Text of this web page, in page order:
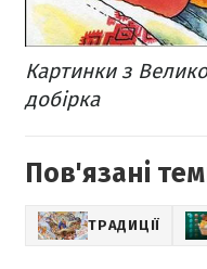
Картинки з
добірка
Пов'язані
ТРАДИЦІЇ